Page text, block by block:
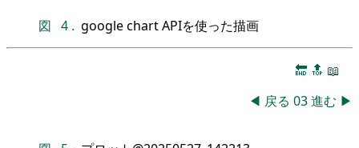
図 4 . google chart APIを使った描画
🔚 🔝 📖
◀ 戻る 03進む ▶